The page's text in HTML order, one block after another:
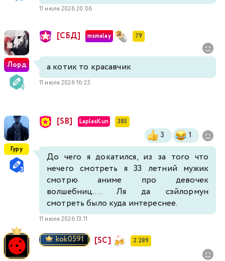
11 июля 2026 20:06
Лорд
[СБД] msmalay 79
а котик то красавчик
11 июля 2026 16:25
Гуру
[SB] LaplasKun 385
3 1
До чего я докатился, из за того что
нечего смотреть я 33 летний мужик
смотрю аниме про девочек
волшебниц.... Ля да сэйлормун
смотреть было куда интереснее.
11 июля 2026 13:11
kok0591 [SC] 2 289